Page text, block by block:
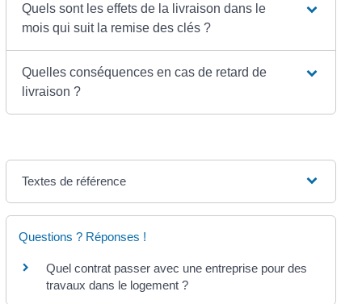
Quels sont les effets de la livraison dans le
mois qui suit la remise des clés ?
Quelles conséquences en cas de retard de
livraison ?
Textes de référence
Questions ? Réponses !
Quel contrat passer avec une entreprise pour des
travaux dans le logement ?